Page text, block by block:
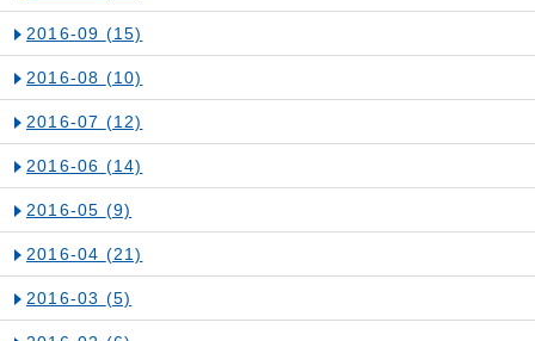
2016-09 (15)
2016-08 (10)
2016-07 (12)
2016-06 (14)
2016-05 (9)
2016-04 (21)
2016-03 (5)